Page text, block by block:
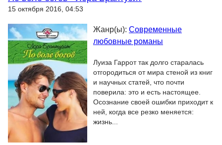
15 октября 2016, 04:53
Жанр(ы): Современные
любовные романы
Луиза Гаррот так долго старалась
отгородиться от мира стеной из книг
и научных статей, что почти
поверила: это и есть настоящее.
Осознание своей ошибки приходит к
ней, когда все резко меняется:
жизнь...